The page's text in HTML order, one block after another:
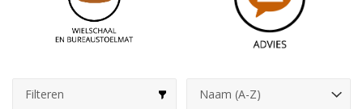
Filteren